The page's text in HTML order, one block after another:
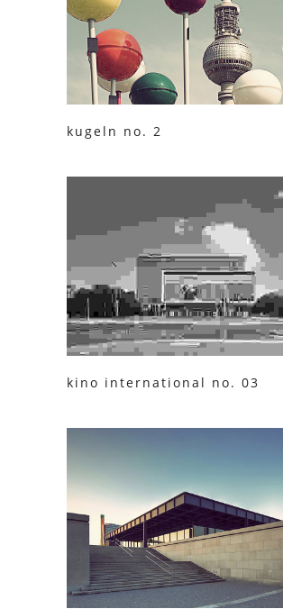
kugeln no. 2
kino international no. 03